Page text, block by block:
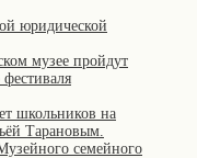
юридической
музее пройдут
школьников на
Тарановым.
семейного